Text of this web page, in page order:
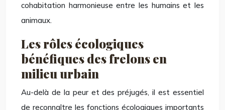
cohabitation harmonieuse entre les humains et les
animaux.
Les rôles écologiques
bénéfiques des frelons en
milieu urbain
Au-delà de la peur et des préjugés, il est essentiel
de reconnaître les fonctions écologiques importants